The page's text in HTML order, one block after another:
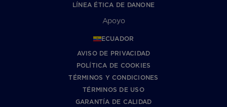
LÍNEA ÉTICA DE DANONE
Apoyo
ECUADOR
AVISO DE PRIVACIDAD
POLÍTICA DE COOKIES
TÉRMINOS Y CONDICIONES
TÉRMINOS DE USO
GARANTÍA DE CALIDAD